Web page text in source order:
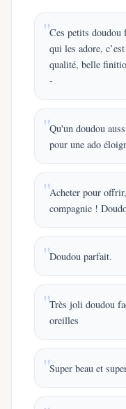
Ces petits doudou
qui les adore,
qualité, belle
-
Qu'un doudou
pour une ado
Acheter pour
compagnie !
Doudou parfait.
Très joli doudou
oreilles
Super beau et